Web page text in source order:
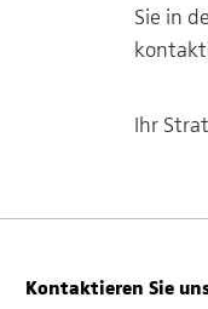
Sie in
Ihr
Kontaktieren Sie